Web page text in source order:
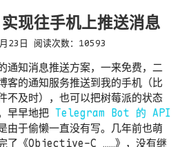
往手机上推送消息
23日 阅读次数： 10593
通知消息推送方案，一来免费，二
客的通知服务推送到我的手机（比
不及时），也可以把树莓派的状态
早早地把 Telegram Bot 的 API
由于偷懒一直没有写。几年前也萌
了《Objective-C ……》，没有继